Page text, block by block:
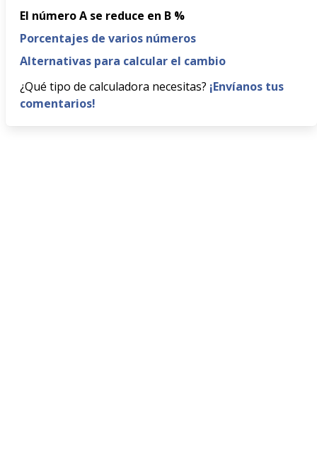
El número A se reduce en B %
Porcentajes de varios números
Alternativas para calcular el cambio
¿Qué tipo de calculadora necesitas? ¡Envíanos tus
comentarios!